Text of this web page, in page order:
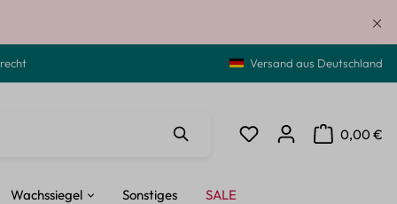
Versand aus Deutschland
Du hast 0 Produkte auf
0,00 €
Warenkorb
Wachssiegel Sonstiges SALE